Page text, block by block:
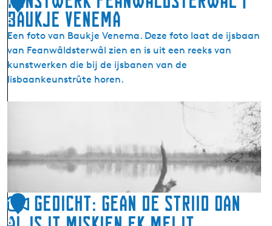
p
e
b
i
e
d
I
t
û
f
j
l
d
5
Baukje Venema
Een foto van Baukje Venema. Deze foto laat de ijsbaan
van Feanwâldsterwâl zien en is uit een reeks van
kunstwerken die bij de ijsbanen van de
Iisbaankeunstrûte horen.
s
t
e
r
1
6
Gedicht: Gean de striid oan